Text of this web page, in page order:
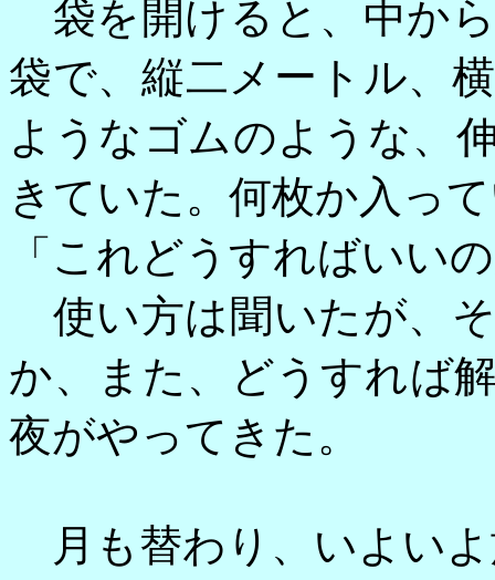
袋を開けると、中か
袋で、縦二メートル、
ようなゴムのような、
きていた。何枚か入っ
「これどうすればいい
使い方は聞いたが、
か、また、どうすれば
夜がやってきた。
月も替わり、いよい